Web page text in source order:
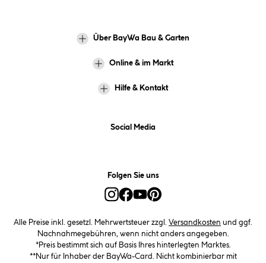
Über BayWa Bau & Garten
Online & im Markt
Hilfe & Kontakt
Social Media
Folgen Sie uns
Alle Preise inkl. gesetzl. Mehrwertsteuer zzgl. Versandkosten und ggf.
Nachnahmegebühren, wenn nicht anders angegeben.
*Preis bestimmt sich auf Basis Ihres hinterlegten Marktes.
**Nur für Inhaber der BayWa-Card. Nicht kombinierbar mit